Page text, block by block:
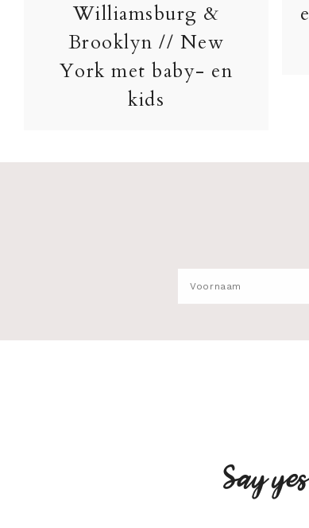
Williamsburg &
Brooklyn // New
York met baby- en
kids
Say